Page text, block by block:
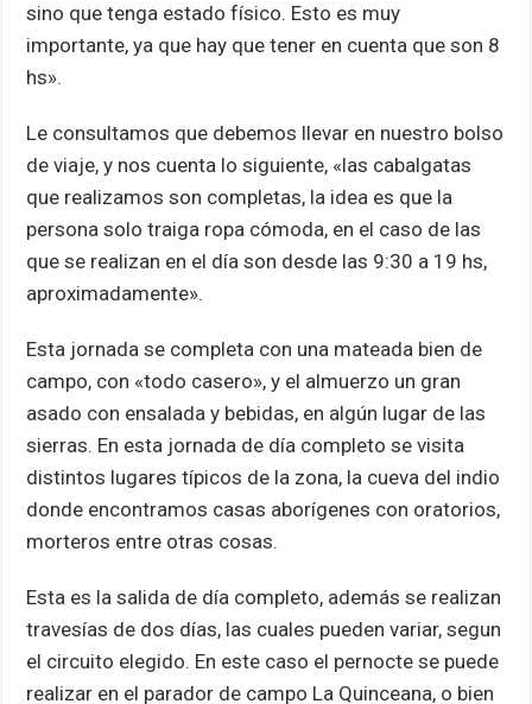
sino que tenga estado físico. Esto es muy
importante, ya que hay que tener en cuenta que son 8
hs».
Le consultamos que debemos llevar en nuestro bolso
de viaje, y nos cuenta lo siguiente, «las cabalgatas
que realizamos son completas, la idea es que la
persona solo traiga ropa cómoda, en el caso de las
que se realizan en el día son desde las 9:30 a 19 hs,
aproximadamente».
Esta jornada se completa con una mateada bien de
campo, con «todo casero», y el almuerzo un gran
asado con ensalada y bebidas, en algún lugar de las
sierras. En esta jornada de día completo se visita
distintos lugares típicos de la zona, la cueva del indio
donde encontramos casas aborígenes con oratorios,
morteros entre otras cosas.
Esta es la salida de día completo, además se realizan
travesías de dos días, las cuales pueden variar, segun
el circuito elegido. En este caso el pernocte se puede
realizar en el parador de campo La Quinceana, o bien